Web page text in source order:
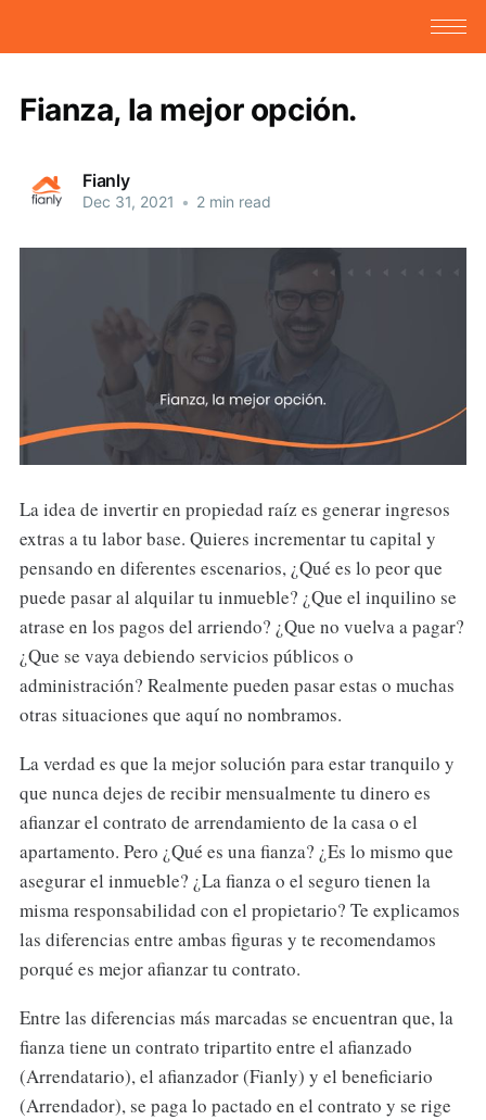
Fianza, la mejor opción.
Fianly
Dec 31, 2021 • 2 min read
La idea de invertir en propiedad raíz es generar ingresos
extras a tu labor base. Quieres incrementar tu capital y
pensando en diferentes escenarios, ¿Qué es lo peor que
puede pasar al alquilar tu inmueble? ¿Que el inquilino se
atrase en los pagos del arriendo? ¿Que no vuelva a pagar?
¿Que se vaya debiendo servicios públicos o
administración? Realmente pueden pasar estas o muchas
otras situaciones que aquí no nombramos.
La verdad es que la mejor solución para estar tranquilo y
que nunca dejes de recibir mensualmente tu dinero es
afianzar el contrato de arrendamiento de la casa o el
apartamento. Pero ¿Qué es una fianza? ¿Es lo mismo que
asegurar el inmueble? ¿La fianza o el seguro tienen la
misma responsabilidad con el propietario? Te explicamos
las diferencias entre ambas figuras y te recomendamos
porqué es mejor afianzar tu contrato.
Entre las diferencias más marcadas se encuentran que, la
fianza tiene un contrato tripartito entre el afianzado
(Arrendatario), el afianzador (Fianly) y el beneficiario
(Arrendador), se paga lo pactado en el contrato y se rige